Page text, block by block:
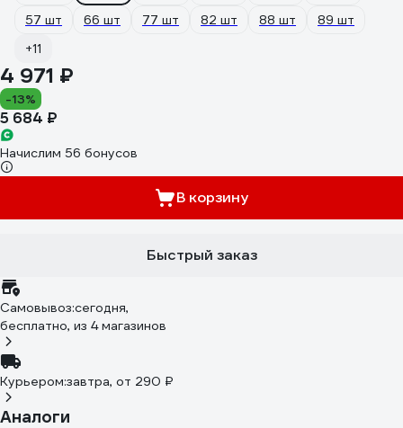
57 шт
66 шт 77 шт 82 шт 88 шт
89 шт
+11
4 971 ₽
-13%
5 684 ₽
Начислим 56 бонусов
В корзину
Быстрый заказ
Самовывоз:сегодня,
бесплатно, из 4 магазинов
Курьером:завтра, от 290 ₽
Аналоги